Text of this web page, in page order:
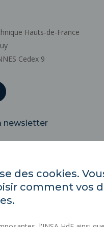
Hauts-de-France
Cedex 9
newsletter
des cookies.
comment vos